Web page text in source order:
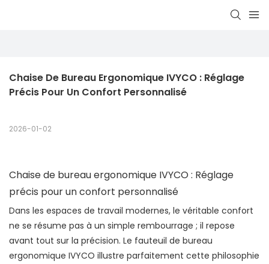
Chaise De Bureau Ergonomique IVYCO : Réglage
Précis Pour Un Confort Personnalisé
2026-01-02
Chaise de bureau ergonomique IVYCO : Réglage
précis pour un confort personnalisé
Dans les espaces de travail modernes, le véritable confort
ne se résume pas à un simple rembourrage ; il repose
avant tout sur la précision. Le fauteuil de bureau
ergonomique IVYCO illustre parfaitement cette philosophie